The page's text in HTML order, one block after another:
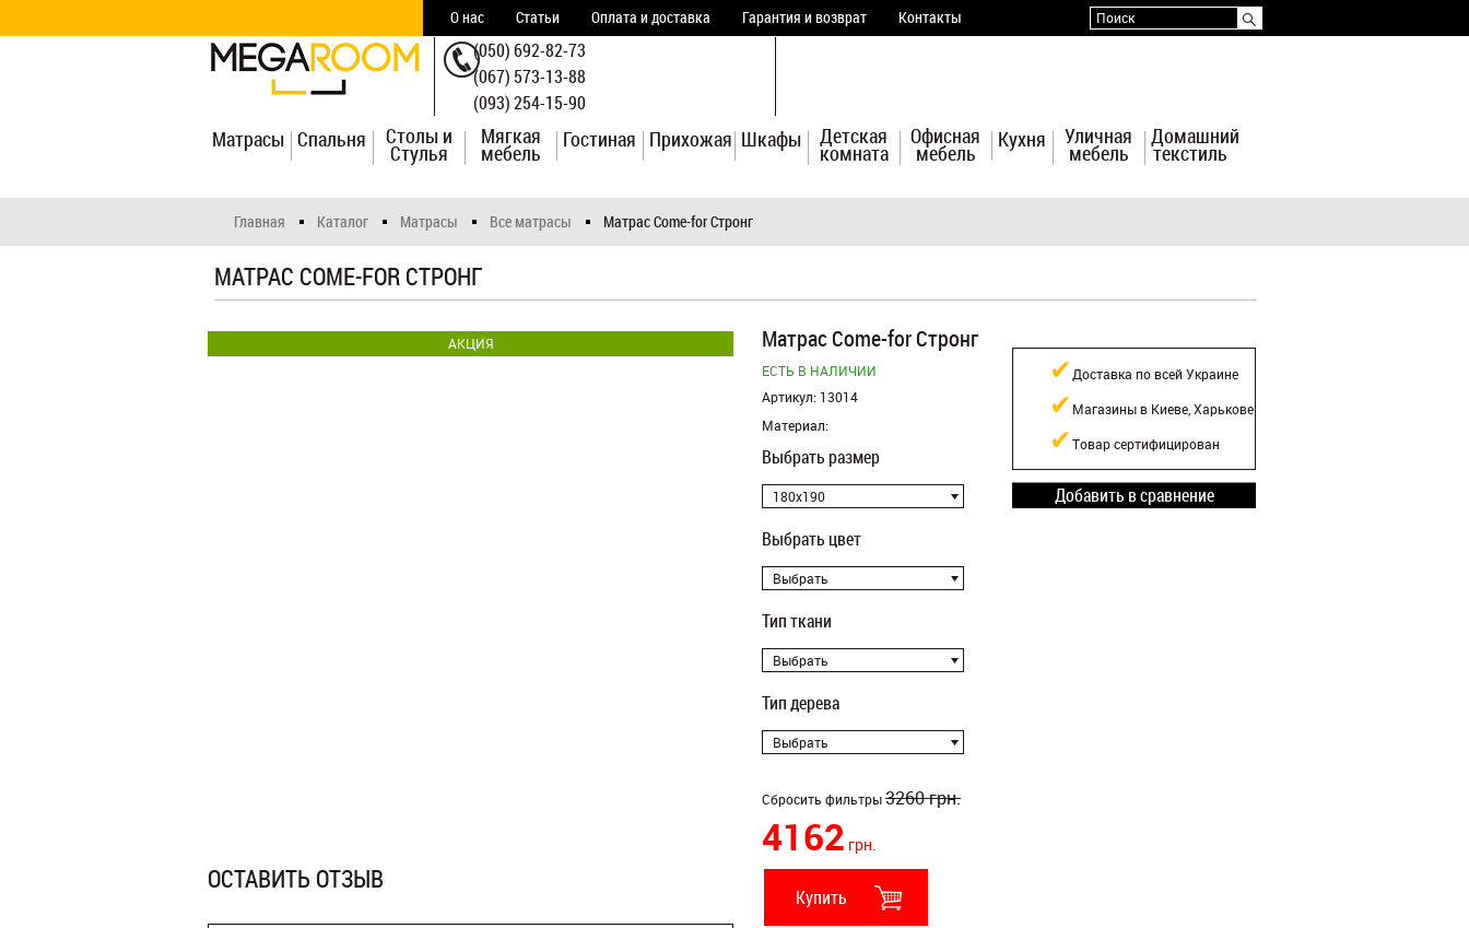
О нас Статьи Оплата и доставка Гарантия и возврат Контакты Поиск
(050) 692-82-73
(067) 573-13-88
(093) 254-15-90
Матрасы Спальня Столы и
Стулья
Мягкая
мебель
Гостиная Прихожая Шкафы Детская
комната
Офисная
мебель
Кухня Уличная
мебель
Домашний
текстиль
Главная Каталог Матрасы Все матрасы Матрас Come-for Стронг
МАТРАС COME-FOR СТРОНГ
АКЦИЯ
ОСТАВИТЬ ОТЗЫВ
Матрас Come-for Стронг
ЕСТЬ В НАЛИЧИИ
Артикул: 13014
Материал:
Выбрать размер
180x190
Выбрать цвет
Выбрать
Тип ткани
Выбрать
Тип дерева
Выбрать
Сбросить фильтры3260грн.
4162 грн.
Купить
Доставка по всей Украине
Магазины в Киеве, Харькове
Товар сертифицирован
Добавить в сравнение